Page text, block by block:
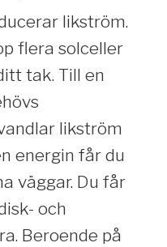
likström.
flera solceller
tak. Till en
likström
energin får du
väggar. Du får
och
Beroende på